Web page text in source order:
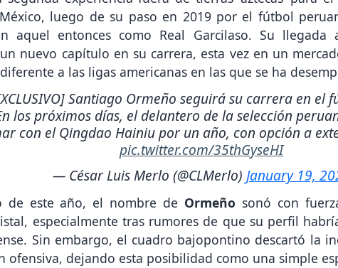
luego de su paso en 2019 por el fútbol
aquel entonces como Real Garcilaso. Su llegada
nuevo capítulo en su carrera, esta vez en un
a las ligas americanas en las que se ha
Santiago Ormeño seguirá su carrera en el
los próximos días, el delantero de la selección
con el Qingdao Hainiu por un año, con opción a
pic.twitter.com/35thGyseHI
— César Luis Merlo (@CLMerlo) January 19,
de este año, el nombre de Ormeño sonó con
especialmente tras rumores de que su perfil
Sin embargo, el cuadro bajopontino descartó la
ofensiva, dejando esta posibilidad como una simple